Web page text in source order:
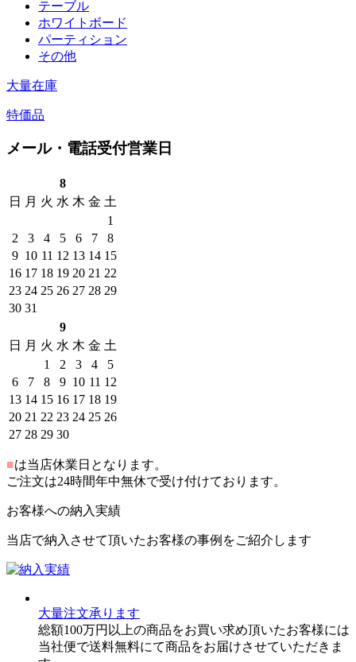
テーブル
ホワイトボード
パーティション
その他
大量在庫
特価品
メール・電話受付営業日
8
日
月 火 水 木 金 土
1
2
3 4 5 6 7
8
9 10 11 12 13 14 15
16 17 18 19 20 21 22
23 24 25 26 27 28 29
30 31
9
日
月 火 水 木 金 土
1
2 3 4
5
6
7 8 9 10 11 12
13 14 15 16 17 18 19
20 21 22 23 24 25 26
27 28 29 30
■は当店休業日となります。
ご注文は24時間年中無休で受け付けております。
お客様への納入実績
当店で納入させて頂いたお客様の事例をご紹介します
大量注文承ります
総額100万円以上の商品をお買い求め頂いたお客様には
当社便で送料無料にて商品をお届けさせていただきま